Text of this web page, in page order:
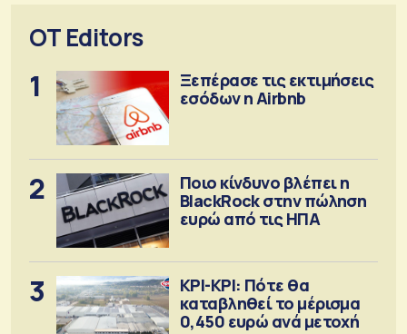
OT Editors
1
Ξεπέρασε τις εκτιμήσεις
εσόδων η Airbnb
2
Ποιο κίνδυνο βλέπει η
BlackRock στην πώληση
ευρώ από τις ΗΠΑ
3
ΚΡΙ-ΚΡΙ: Πότε θα
καταβληθεί το μέρισμα
0,450 ευρώ ανά μετοχή